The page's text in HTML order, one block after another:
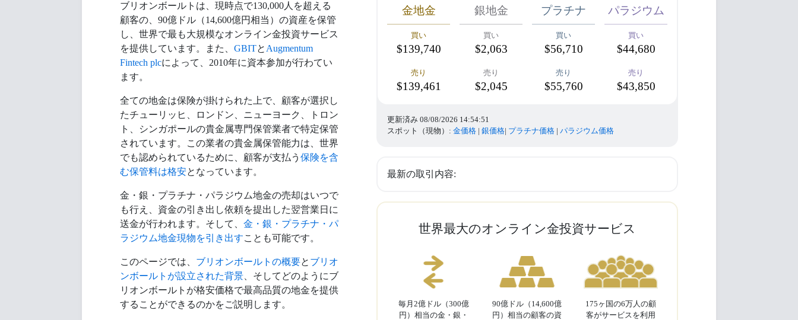
ブリオンボールトは、現時点で130,000人を超える
顧客の、90億ドル（14,600億円相当）の資産を保管
し、世界で最も大規模なオンライン金投資サービス
を提供しています。また、 GBITと Augmentum
Fintech plcによって、2010年に資本参加が行わてい
ます。
全ての地金は保険が掛けられた上で、顧客が選択し
たチューリッヒ、ロンドン、ニューヨーク、トロン
ト、シンガポールの貴金属専門保管業者で特定保管
されています。この業者の貴金属保管能力は、世界
でも認められているために、顧客が支払う 保険を含
む保管料は格安となっています。
金・銀・プラチナ・パラジウム地金の売却はいつで
も行え、資金の引き出し依頼を提出した翌営業日に
送金が行われます。そして、 金・銀・プラチナ・パ
ラジウム地金現物を引き出すことも可能です。
このページでは、 ブリオンボールトの概要と ブリオ
ンボールトが設立された背景 、そしてどのようにブ
リオンボールトが格安価格で最高品質の地金を提供
することができるのかをご説明します。
金地金
買い
$139,740
売り
$139,461
銀地金
買い
$2,063
売り
$2,045
プラチナ
買い
$56,710
売り
$55,760
パラジウム
買い
$44,680
売り
$43,850
更新済み 08/08/2026 14:54:51
スポット（現物）: 金価格 | 銀価格| プラチナ価格 | パラジウム価格
最新の取引内容:
世界最大のオンライン金投資サービス
毎月2億ドル（300億
円）相当の金・銀・
90億ドル（14,600億
円）相当の顧客の資
175ヶ国の6万人の顧
客がサービスを利用